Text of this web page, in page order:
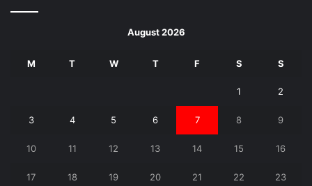
August 2026
M T W T F S S
1 2
3 4 5 6 7 8 9
10 11 12 13 14 15 16
17 18 19 20 21 22 23